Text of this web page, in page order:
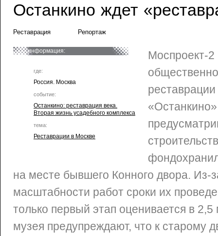
Останкино ждет
Реставрация Репортаж
информация:
где:
Россия. Москва
событие:
Останкино: реставрация века.
Вторая жизнь усадебного комплекса
тема:
Реставрации в Москве
Моспроект-2
на месте бывшего Конного двора. Из-
масштабности работ сроки их
только первый этап оценивается в
музея предупреждают, что к старому